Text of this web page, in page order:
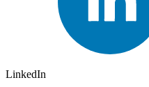
LinkedIn